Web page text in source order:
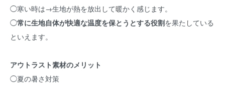
◯寒い時は→生地が熱を放出して暖かく感じます。
◯常に生地自体が快適な温度を保とうとする役割を果たしている
といえます。
アウトラスト素材のメリット
◯夏の暑さ対策